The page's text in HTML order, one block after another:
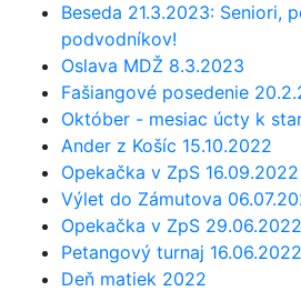
Beseda 21.3.2023: Seniori,
podvodníkov!
Oslava MDŽ 8.3.2023
Fašiangové posedenie
Október - mesiac úcty k
Ander z Košíc 15.10.2022
Opekačka v ZpS 16.09.2022
Výlet do Zámutova
Opekačka v ZpS 29.06.2022
Petangový turnaj 16.06.2022
Deň matiek 2022